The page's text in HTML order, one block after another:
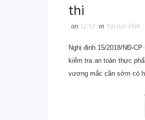
thi
on 12:17 in Tin tức XNK
Nghị định 15/2018/NĐ-
kiểm tra an toàn thực
vương mắc cần sớm có